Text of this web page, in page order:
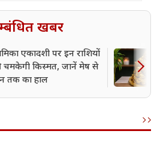
खबर
एकादशी पर इन राशियों
चमकेगी किस्मत, जानें मेष से
तक का हाल